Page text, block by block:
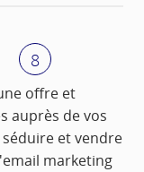
8
offre et
auprès de vos
et vendre
marketing